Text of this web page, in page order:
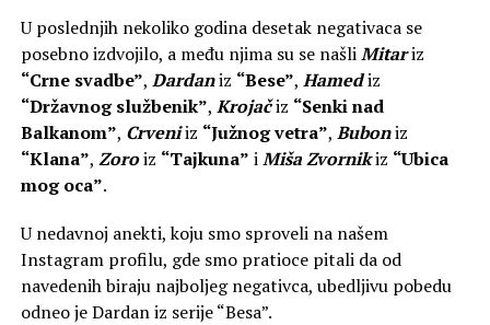
U poslednjih nekoliko godina desetak negativaca se
posebno izdvojilo, a među njima su se našliMitariz
“Crne svadbe”, Dardaniz “Bese”, Hamediz
“Državnog službenik”, Krojačiz “Senki nad
Balkanom”, Crveniiz “Južnog vetra”, Buboniz
“Klana”, Zoroiz “Tajkuna” iMiša Zvornikiz “Ubica
mog oca”.
U nedavnoj anekti, koju smo sproveli na našem
Instagram profilu, gde smo pratioce pitali da od
navedenih biraju najboljeg negativca, ubedljivu pobedu
odneo je Dardan iz serije “Besa”.